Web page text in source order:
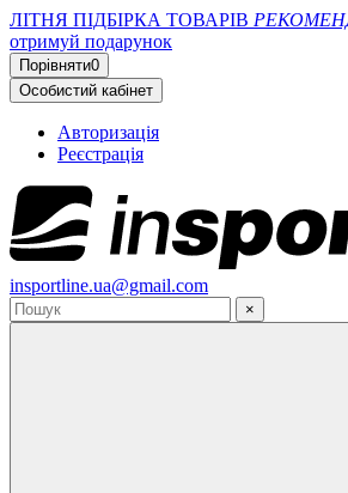
ЛІТНЯ ПІДБІРКА ТОВАРІВ
отримуй подарунок
Порівняти0
Особистий кабінет
Авторизація
Реєстрація
insportline.ua@gmail.com
×